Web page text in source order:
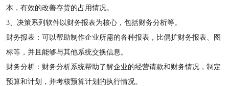
本，有效的改善存货的占用情况。
3、决策系列软件以财务报表为核心，包括财务分析等。
财务报表：可以帮助制作企业所需的各种报表，比偶扩财务报表、图
标等，并且能够与其他系统交换信息。
财务分析：财务分析系统帮助了解企业的经营请款和财务情况，制定
预算和计划，并考核预算计划的执行情况。